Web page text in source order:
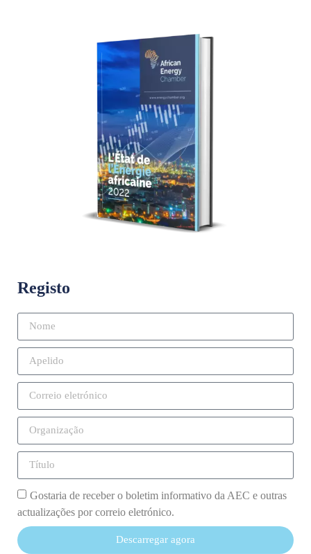
Registo
Gostaria de receber o boletim informativo da AEC e outras
actualizações por correio eletrónico.
Descarregar agora